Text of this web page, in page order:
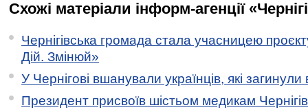
Схожі матеріали інформ-агенції
Чернігівська громада стала учасницею
Дій. Змінюй»
У Чернігові вшанували українців, які загинули
Президент присвоїв шістьом медикам